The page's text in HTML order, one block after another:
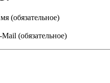
(обязательное)
Mail (обязательное)